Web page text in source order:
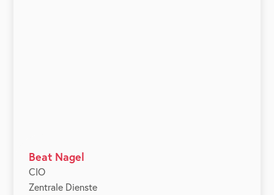
Beat Nagel
CIO
Zentrale Dienste